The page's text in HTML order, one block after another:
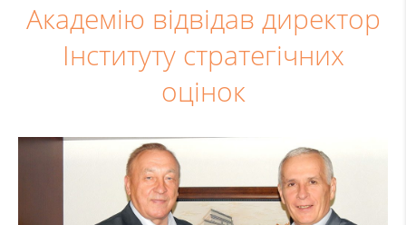
Академію відвідав директор
Інституту стратегічних
оцінок